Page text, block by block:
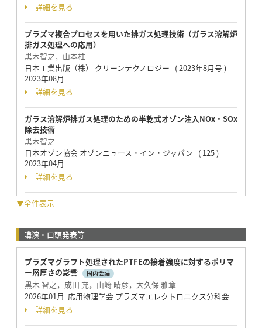
詳細を見る
プラズマ複合プロセスを用いた排ガス処理技術（ガラス溶解炉
排ガス処理への応用）
黒木智之，山本柱
日本工業出版（株） クリーンテクノロジー ( 2023年8月号 )
2023年08月
詳細を見る
ガラス溶解炉排ガス処理のための半乾式オゾン注入NOx・SOx
除去技術
黒木智之
日本オゾン協会 オゾンニュース・イン・ジャパン ( 125 )
2023年04月
詳細を見る
▼全件表示
講演・口頭発表等
プラズマグラフト処理されたPTFEの接着強度に対するポリマ
ー層厚さの影響
国内会議
黒木 智之，成田 充，山崎 晴彦，大久保 雅章
2026年01月 応用物理学会 プラズマエレクトロニクス分科会
詳細を見る